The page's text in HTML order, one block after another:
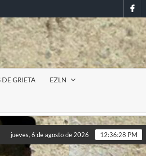
DE GRIETA EZLN
Incursión militar en la UAEM
Incursión militar en la UAEM
jueves, 6 de agosto de 2026 12:36:30 PM